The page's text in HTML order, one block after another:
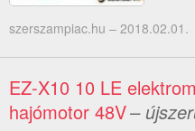
szerszampiac.hu – 2018.02.01.
EZ-X10 10 LE
hajómotor 48V–